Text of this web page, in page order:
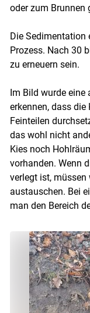
oder zum Brunnen
Die Sedimentation
Prozess. Nach 30
zu erneuern sein.
Im Bild wurde eine
erkennen, dass
Feinteilen
das wohl nicht
Kies noch
vorhanden. Wenn
verlegt ist, müssen
austauschen. Bei
man den Bereich